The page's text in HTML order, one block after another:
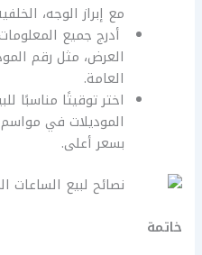
مع إبراز الوجه،
أدرج جميع
العرض، مثل رقم
العامة.
اختر توقيتًا مناسبًا
الموديلات في
بسعر أعلى.
خاتمة